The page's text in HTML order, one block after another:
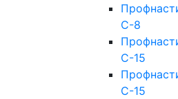
С-8
С-15
С-15